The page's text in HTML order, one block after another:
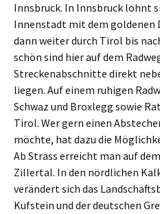
Innsbruck. In Innsbruck lohnt
Innenstadt mit dem goldenen
dann weiter durch Tirol bis
schön sind hier auf dem
Streckenabschnitte direkt
liegen. Auf einem ruhigen
Schwaz und Broxlegg sowie
Tirol. Wer gern einen
möchte, hat dazu die
Ab Strass erreicht man auf
Zillertal. In den nördlichen
verändert sich das
Kufstein und der deutschen